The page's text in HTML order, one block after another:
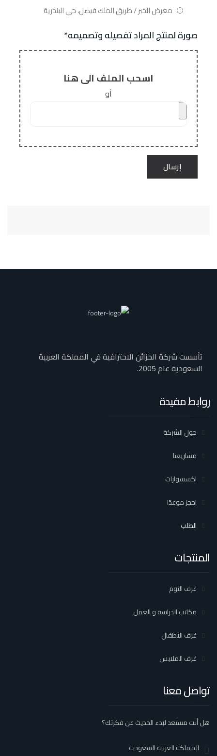
معرض الخبر / طريق الملك فيصل، حي البندرية
صورة لمنتج المراد تفصيله وتصميمه*
اسحب الملف الى هنا
أو
تأسست شركة الخزائن الاحترافية في المملكة العربية
السعودية عام 2005.
روابط مفيدة
حول الشركة
مشاريعنا
اكسسوارات
احجز موعدًا
الطلب
المنتجات
غرف النوم
مكاتب الدراسة و العمل
غرف الأطفال
غرف الملابس
تواصل معنا
هل أنت مستعد لبدء الحديث عن فكرتك؟
المملكة العربية السعودية